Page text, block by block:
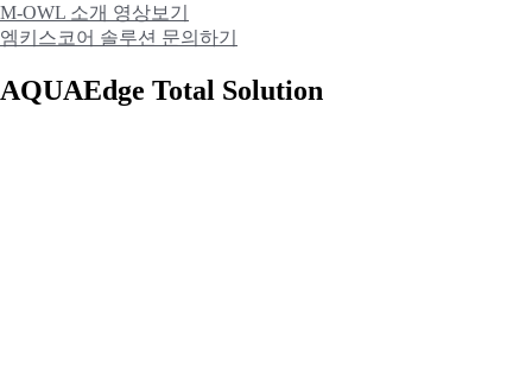
M-OWL 소개 영상보기
엠키스코어 솔루션 문의하기
AQUAEdge Total Solution